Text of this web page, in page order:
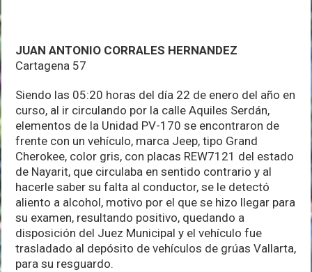
JUAN ANTONIO CORRALES HERNANDEZ
Cartagena 57
Siendo las 05:20 horas del día 22 de enero del año en
curso, al ir circulando por la calle Aquiles Serdán,
elementos de la Unidad PV-170 se encontraron de
frente con un vehículo, marca Jeep, tipo Grand
Cherokee, color gris, con placas REW7121 del estado
de Nayarit, que circulaba en sentido contrario y al
hacerle saber su falta al conductor, se le detectó
aliento a alcohol, motivo por el que se hizo llegar para
su examen, resultando positivo, quedando a
disposición del Juez Municipal y el vehículo fue
trasladado al depósito de vehículos de grúas Vallarta,
para su resguardo.